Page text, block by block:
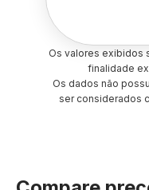
Os valores exibidos
finalidade
Os dados não
ser considerados